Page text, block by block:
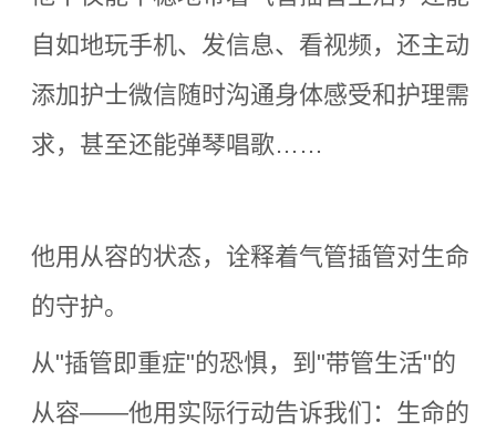
自如地玩手机、发信息、看视频，还主动
添加护士微信随时沟通身体感受和护理需
求，甚至还能弹琴唱歌……
他用从容的状态，诠释着气管插管对生命
的守护。
从"插管即重症"的恐惧，到 "带管生活"的
从容——他用实际行动告诉我们：生命的